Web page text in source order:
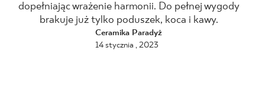
BLOG
GDZIE KUPIĆ
dopełniając wrażenie harmonii. Do pełnej wygody
brakuje już tylko poduszek, koca i kawy.
Ceramika Paradyż
14 stycznia , 2023